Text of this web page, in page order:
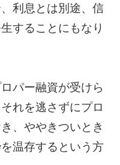
利息とは別途、信
することにもなり
パー融資が受けら
れを逃さずにプロ
、ややきついとき
温存するという方